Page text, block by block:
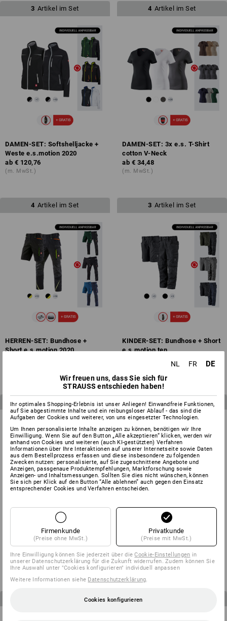
3 Artikel im Set
DAMEN-SET: Softshelljacke +
Weste e.s.motion 2020
ab € 120,76
(m. MwSt.)
4 Artikel im Set
DAMEN-SET: 3x e.s. T-Shirt
cotton V-Neck
ab € 34,48
(m. MwSt.)
4 Artikel im Set
HERREN-SET: Bundhose +
Short e.s.motion 2020
3 Artikel im Set
KINDER-SET: Bundhose + Short
e.s.motion ten
3 Artikel im Set
HERREN-SET: Bundhose +
Short e.s.motion
ab € 126,81
(m. MwSt.)
3 Artikel im Set
KINDER-SET: Bundhose + Short
e.s.motion
ab € 60,26
(m. MwSt.)
NL FR DE
Wir freuen uns, dass Sie sich für
STRAUSS entschieden haben!
Ihr optimales Shopping-Erlebnis ist unser Anliegen! Einwandfreie Funktionen,
auf Sie abgestimmte Inhalte und ein reibungsloser Ablauf - das sind die
Aufgaben der Cookies und weiterer, von uns eingesetzter Technologien.
Um Ihnen personalisierte Inhalte anzeigen zu können, benötigen wir Ihre
Einwilligung. Wenn Sie auf den Button „Alle akzeptieren“ klicken, werden wir
anhand von Cookies und weiteren (auch KI-gestützten) Verfahren
Informationen über Ihre Interaktionen auf unserer Internetseite sowie Daten
aus dem Bestellprozess erfassen und diese insbesondere zu folgenden
Zwecken nutzen: personalisierte, auf Sie zugeschnittene Angebote und
Anzeigen, passgenaue Produktempfehlungen, Marktforschung sowie
Anzeigen- und Inhaltsmessungen. Sollten Sie dies nicht wünschen, können
Sie sich per Klick auf den Button “Alle ablehnen” auch gegen den Einsatz
entsprechender Cookies und Verfahren entscheiden.
Firmenkunde
(Preise ohne MwSt.)
Privatkunde
(Preise mit MwSt.)
Ihre Einwilligung können Sie jederzeit über dieCookie-Einstellungen in
unserer Datenschutzerklärung für die Zukunft widerrufen. Zudem können Sie
Ihre Auswahl unter "Cookies konfigurieren" individuell anpassen
Weitere Informationen siehe Datenschutzerklärung
Cookies konfigurieren